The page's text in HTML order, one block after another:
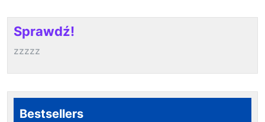
Sprawdź!
zzzzz
Bestsellers